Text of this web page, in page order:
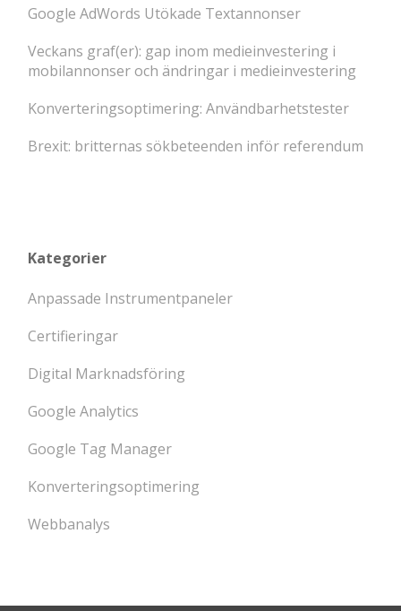
Google AdWords Utökade Textannonser
Veckans graf(er): gap inom medieinvestering i
mobilannonser och ändringar i medieinvestering
Konverteringsoptimering: Användbarhetstester
Brexit: britternas sökbeteenden inför referendum
Kategorier
Anpassade Instrumentpaneler
Certifieringar
Digital Marknadsföring
Google Analytics
Google Tag Manager
Konverteringsoptimering
Webbanalys